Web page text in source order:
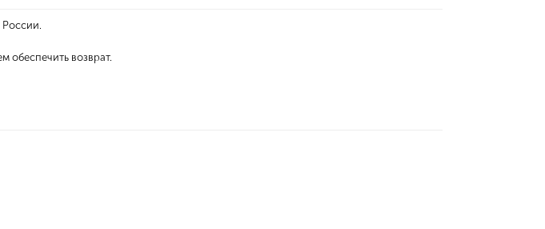
России.
обеспечить возврат.